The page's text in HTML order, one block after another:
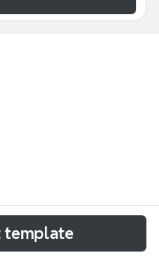
é uma
projetada para
template